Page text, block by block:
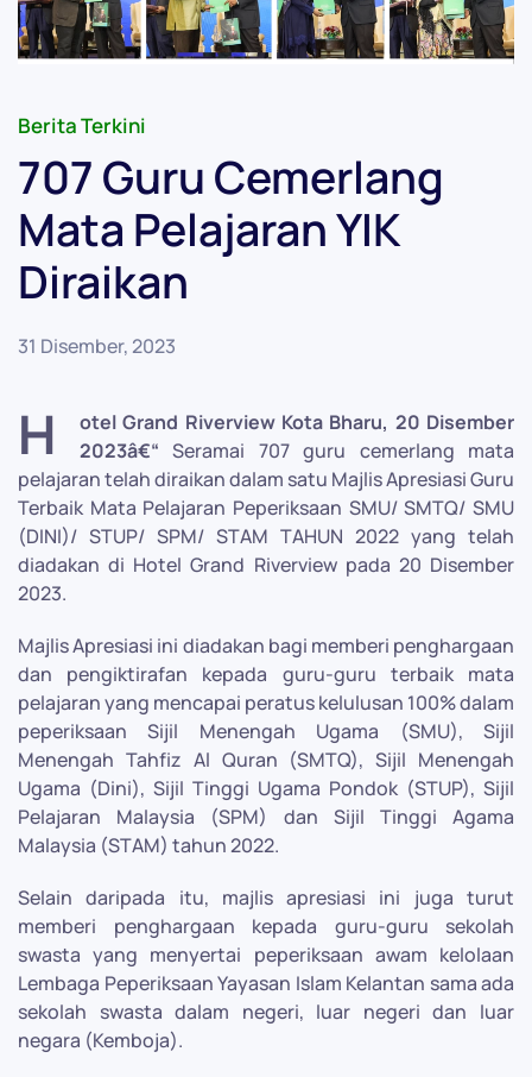
Berita Terkini
707 Guru Cemerlang
Mata Pelajaran YIK
Diraikan
31 Disember, 2023
H
otel Grand Riverview Kota Bharu, 20 Disember
2023â€“ Seramai 707 guru cemerlang mata
pelajaran telah diraikan dalam satu Majlis Apresiasi Guru
Terbaik Mata Pelajaran Peperiksaan SMU/ SMTQ/ SMU
(DINI)/ STUP/ SPM/ STAM TAHUN 2022 yang telah
diadakan di Hotel Grand Riverview pada 20 Disember
2023.
Majlis Apresiasi ini diadakan bagi memberi penghargaan
dan pengiktirafan kepada guru-guru terbaik mata
pelajaran yang mencapai peratus kelulusan 100% dalam
peperiksaan Sijil Menengah Ugama (SMU), Sijil
Menengah Tahfiz Al Quran (SMTQ), Sijil Menengah
Ugama (Dini), Sijil Tinggi Ugama Pondok (STUP), Sijil
Pelajaran Malaysia (SPM) dan Sijil Tinggi Agama
Malaysia (STAM) tahun 2022.
Selain daripada itu, majlis apresiasi ini juga turut
memberi penghargaan kepada guru-guru sekolah
swasta yang menyertai peperiksaan awam kelolaan
Lembaga Peperiksaan Yayasan Islam Kelantan sama ada
sekolah swasta dalam negeri, luar negeri dan luar
negara (Kemboja).